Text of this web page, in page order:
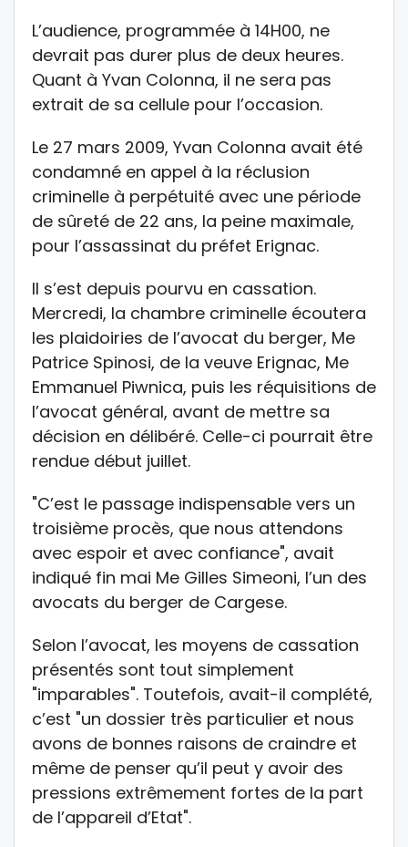
L’audience, programmée à 14H00, ne
devrait pas durer plus de deux heures.
Quant à Yvan Colonna, il ne sera pas
extrait de sa cellule pour l’occasion.
Le 27 mars 2009, Yvan Colonna avait été
condamné en appel à la réclusion
criminelle à perpétuité avec une période
de sûreté de 22 ans, la peine maximale,
pour l’assassinat du préfet Erignac.
Il s’est depuis pourvu en cassation.
Mercredi, la chambre criminelle écoutera
les plaidoiries de l’avocat du berger, Me
Patrice Spinosi, de la veuve Erignac, Me
Emmanuel Piwnica, puis les réquisitions de
l’avocat général, avant de mettre sa
décision en délibéré. Celle-ci pourrait être
rendue début juillet.
"C’est le passage indispensable vers un
troisième procès, que nous attendons
avec espoir et avec confiance", avait
indiqué fin mai Me Gilles Simeoni, l’un des
avocats du berger de Cargese.
Selon l’avocat, les moyens de cassation
présentés sont tout simplement
"imparables". Toutefois, avait-il complété,
c’est "un dossier très particulier et nous
avons de bonnes raisons de craindre et
même de penser qu’il peut y avoir des
pressions extrêmement fortes de la part
de l’appareil d’Etat".